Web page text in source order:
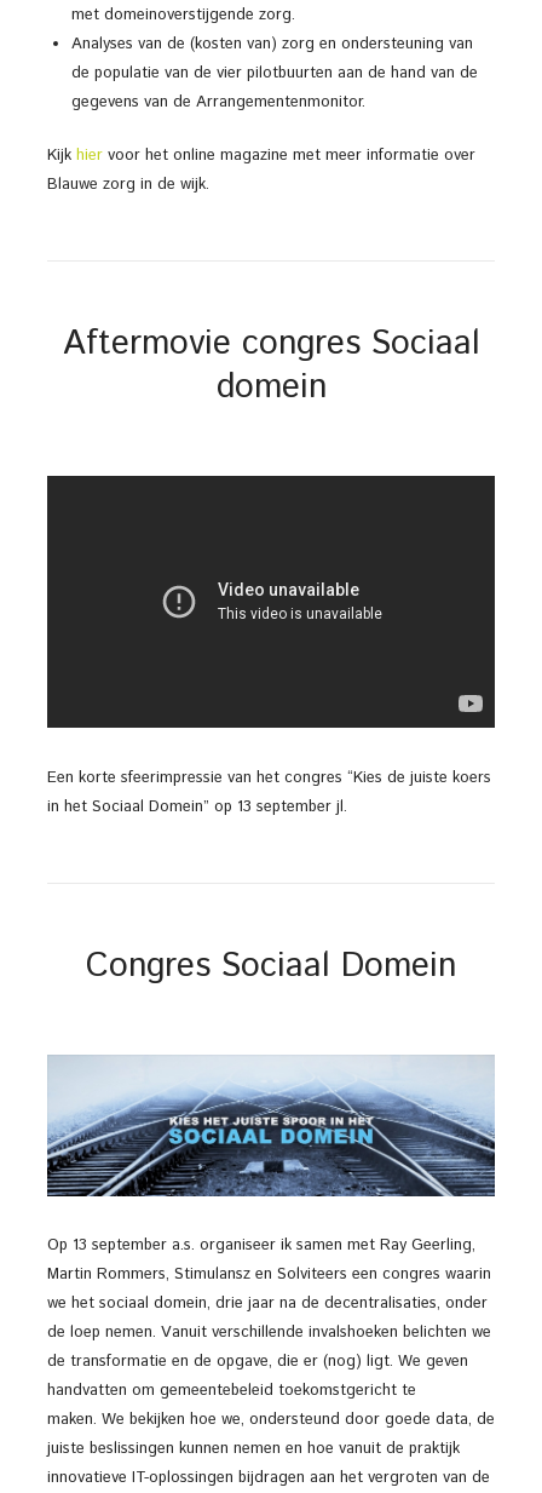
met domeinoverstijgende zorg.
Analyses van de (kosten van) zorg en ondersteuning van
de populatie van de vier pilotbuurten aan de hand van de
gegevens van de Arrangementenmonitor.
Kijk hier voor het online magazine met meer informatie over
Blauwe zorg in de wijk.
Aftermovie congres Sociaal
domein
Een korte sfeerimpressie van het congres “Kies de juiste koers
in het Sociaal Domein” op 13 september jl.
Congres Sociaal Domein
Op 13 september a.s. organiseer ik samen met Ray Geerling,
Martin Rommers, Stimulansz en Solviteers een congres waarin
we het sociaal domein, drie jaar na de decentralisaties, onder
de loep nemen. Vanuit verschillende invalshoeken belichten we
de transformatie en de opgave, die er (nog) ligt. We geven
handvatten om gemeentebeleid toekomstgericht te
maken. We bekijken hoe we, ondersteund door goede data, de
juiste beslissingen kunnen nemen en hoe vanuit de praktijk
innovatieve IT-oplossingen bijdragen aan het vergroten van de